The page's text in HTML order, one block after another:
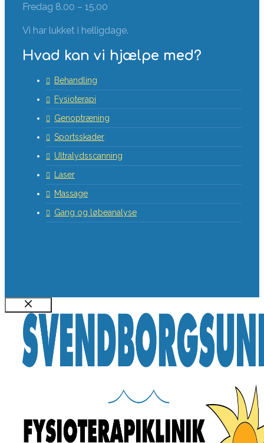
Fredag 8.00 – 15.00
Vi har lukket i helligdage.
Hvad kan vi hjælpe med?
Behandling
Fysioterapi
Genoptræning
Sportsskader
Ultralydsscanning
Laser
Massage
Gang og løbeanalyse
Luk